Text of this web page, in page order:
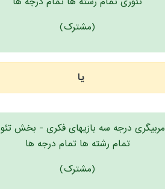
(مشترک)
یا
مربیگری درجه سه بازیهای فکری - بخش
تمام رشته ها تمام درجه ها
(مشترک)